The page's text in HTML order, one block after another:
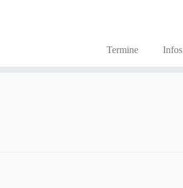
Termine Infos